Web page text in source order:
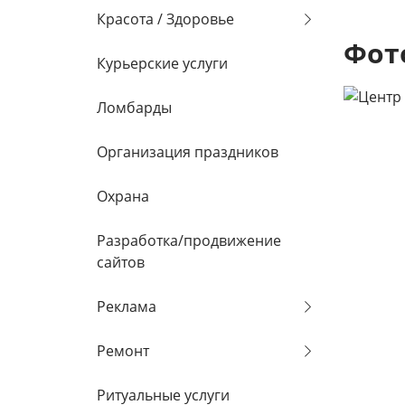
Красота / Здоровье
Курьерские услуги
Ломбарды
Организация праздников
Охрана
Разработка/продвижение
сайтов
Реклама
Ремонт
Ритуальные услуги